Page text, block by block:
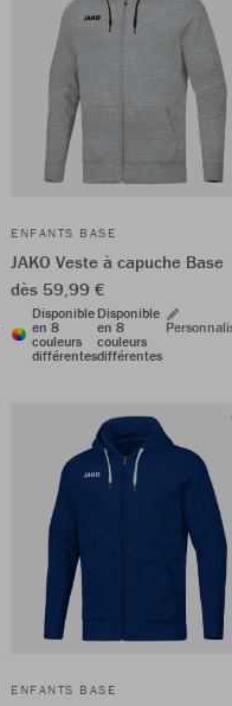
ENFANTS BASE
JAKO Veste à capuche Base
dès 59,99 €
Disponible
en 8
couleurs
différentes
Disponible
en 8
couleurs
différentes
ENFANTS BASE